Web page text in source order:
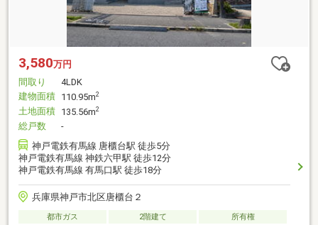
3,580万円
間取り
4LDK
建物面積 110.95m2
土地面積 135.56m2
総戸数
-
神戸電鉄有馬線 唐櫃台駅 徒歩5分
神戸電鉄有馬線 神鉄六甲駅 徒歩12分
神戸電鉄有馬線 有馬口駅 徒歩18分
兵庫県神戸市北区唐櫃台２
都市ガス 2階建て 所有権